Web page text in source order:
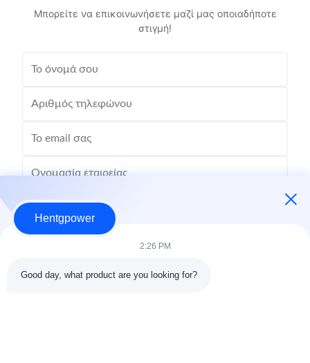
Μπορείτε να επικοινωνήσετε μαζί μας οποιαδήποτε
στιγμή!
Hentgpower
2:26 PM
Good day, what product are you looking for?